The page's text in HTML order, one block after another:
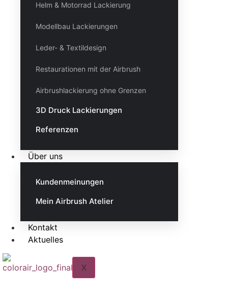
Helm & Motorrad Lackierung
Modellbau Lackierungen
Leder- & Textildesign
Restaurationen mit der Airbrush
Airbrushlackierung ohne Grenzen
3D Druck Lackierungen
Referenzen
Über uns
Kundenmeinungen
Mein Airbrush Atelier
Kontakt
Aktuelles
X